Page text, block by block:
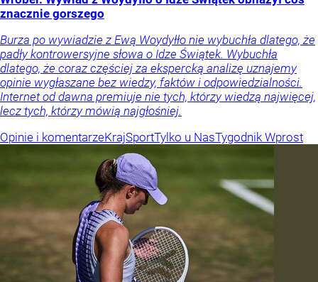
znacznie gorszego
Burza po wywiadzie z Ewą Woydyłło nie wybuchła dlatego, że
padły kontrowersyjne słowa o Idze Świątek. Wybuchła
dlatego, że coraz częściej za ekspercką analizę uznajemy
opinie wygłaszane bez wiedzy, faktów i odpowiedzialności.
Internet od dawna premiuje nie tych, którzy wiedzą najwięcej,
lecz tych, którzy mówią najgłośniej.
Opinie i komentarzeKrajSportTylko u NasTygodnik Wprost